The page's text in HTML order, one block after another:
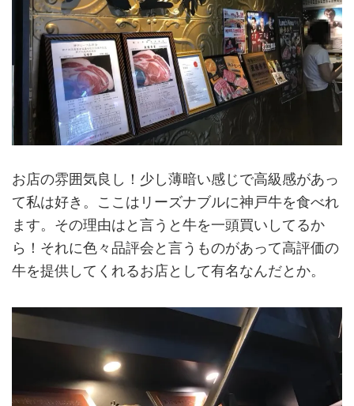
お店の雰囲気良し！少し薄暗い感じで高級感があっ
て私は好き。ここはリーズナブルに神戸牛を食べれ
ます。その理由はと言うと牛を一頭買いしてるか
ら！それに色々品評会と言うものがあって高評価の
牛を提供してくれるお店として有名なんだとか。